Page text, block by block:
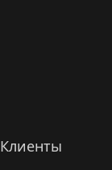
Клиенты